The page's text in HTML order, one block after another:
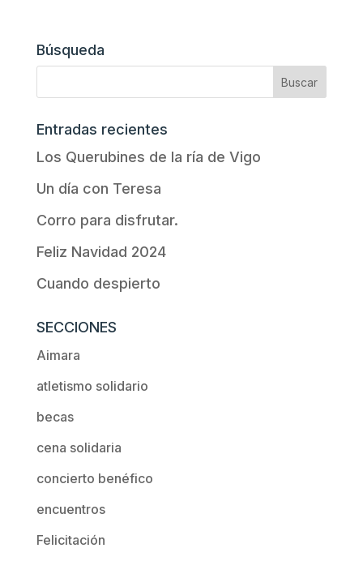
Búsqueda
Entradas recientes
Los Querubines de la ría de Vigo
Un día con Teresa
Corro para disfrutar.
Feliz Navidad 2024
Cuando despierto
SECCIONES
Aimara
atletismo solidario
becas
cena solidaria
concierto benéfico
encuentros
Felicitación